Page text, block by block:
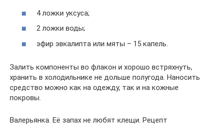
4 ложки уксуса;
2 ложки воды;
эфир эвкалипта или мяты – 15 капель.
Залить компоненты во флакон и хорошо встряхнуть,
хранить в холодильнике не дольше полугода. Наносить
средство можно как на одежду, так и на кожные
покровы.
Валерьянка. Её запах не любят клещи. Рецепт